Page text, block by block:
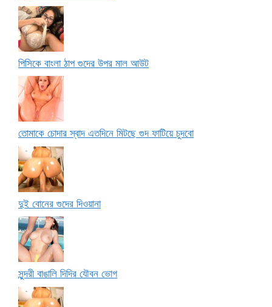
পিসিকে বাংলা ঠাপ গুদের উপর মাল আউট
তোমাকে চোদার স্বাদ এতদিনে মিটছে গুদ ফাটিয়ে চুদবো
দুই বোনের গুদের দিওয়ানা
সুন্দরী বাঙালি দিদির যৌবন ভোগ